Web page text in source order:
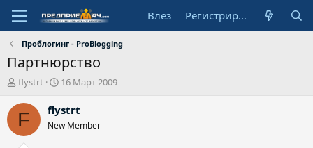
Влез Регистрирай се
Проблогинг - ProBlogging
Партнюрство
А
т
о
flystrt
Н
ч
л
16 Март 2009
F flystrt
New Member